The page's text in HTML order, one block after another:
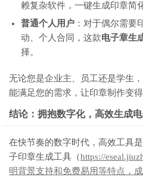
赖复杂软件，一键生成印章简
普通个人用户 ：对于偶尔需要
动、个人合同，这款电子章生
择。
无论您是企业主、员工还是学生，
能满足您的需求，让印章制作变得
结论：拥抱数字化，高效生成
在快节奏的数字时代，高效工具
子印章生成工具（https://
明背景支持和免费易用等特点，